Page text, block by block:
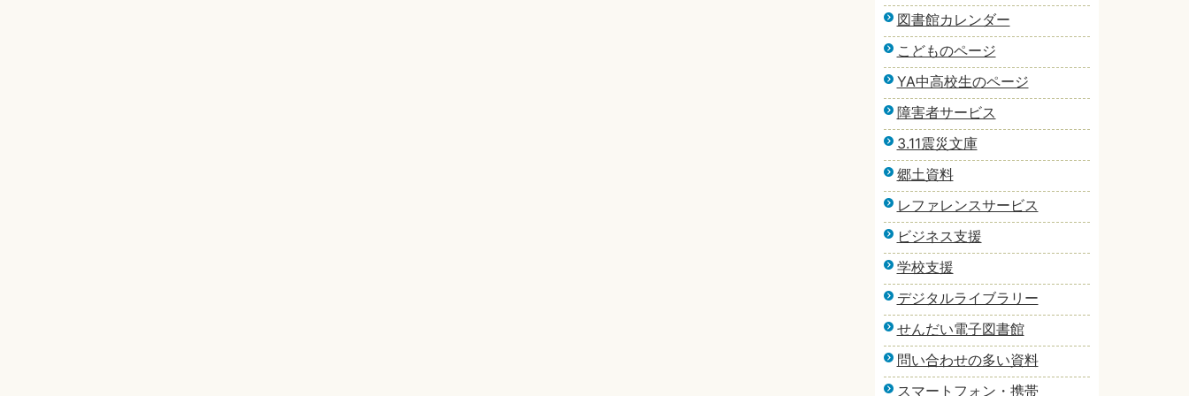
図書館カレンダー
こどものページ
YA中高校生のページ
障害者サービス
3.11震災文庫
郷土資料
レファレンスサービス
ビジネス支援
学校支援
デジタルライブラリー
せんだい電子図書館
問い合わせの多い資料
スマートフォン・携帯